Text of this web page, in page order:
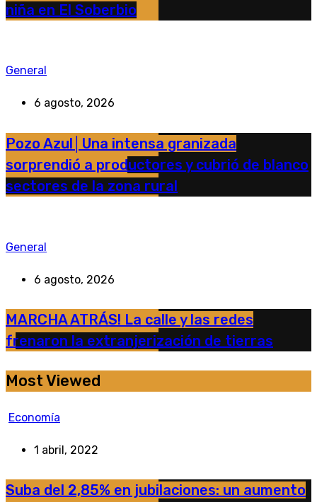
niña en El Soberbio
General
6 agosto, 2026
Pozo Azul│Una intensa granizada
sorprendió a productores y cubrió de blanco
sectores de la zona rural
General
6 agosto, 2026
MARCHA ATRÁS! La calle y las redes
frenaron la extranjerización de tierras
Most Viewed
Economía
1 abril, 2022
Suba del 2,85% en jubilaciones: un aumento